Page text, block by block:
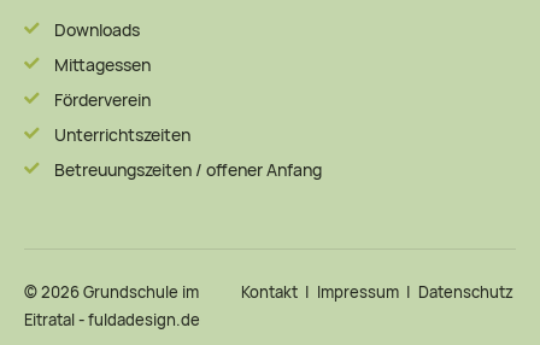
Downloads
Mittagessen
Förderverein
Unterrichtszeiten
Betreuungszeiten / offener Anfang
© 2026Grundschule im
Eitratal-fuldadesign.de
Kontakt | Impressum | Datenschutz